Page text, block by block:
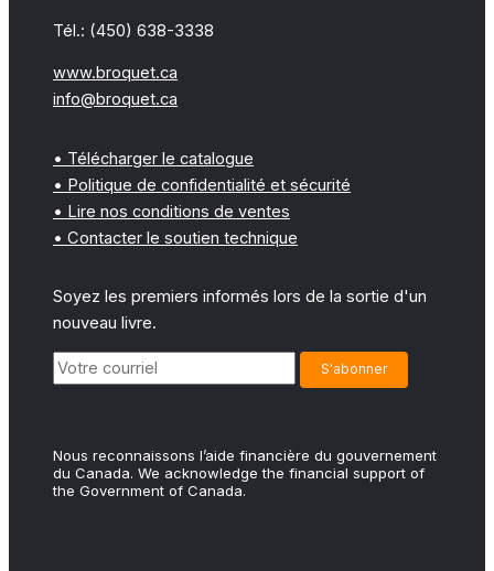
Tél.: (450) 638-3338
www.broquet.ca
info@broquet.ca
• Télécharger le catalogue
• Politique de confidentialité et sécurité
• Lire nos conditions de ventes
• Contacter le soutien technique
Soyez les premiers informés lors de la sortie d'un
nouveau livre.
Nous reconnaissons l’aide financière du gouvernement
du Canada. We acknowledge the financial support of
the Government of Canada.